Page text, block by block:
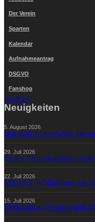
Der Verein
Sparten
Kalendar
Aufnahmeantrag
DSGVO
Fanshop
Anmelden
Neuigkeiten
5. August 2026
Maximale Performance: Die
29. Juli 2026
Großer Prüfungsandrang in
22. Juli 2026
NEU im 1. FC Brelingen von
15. Juli 2026
Einladung zur Seniorenfahrt